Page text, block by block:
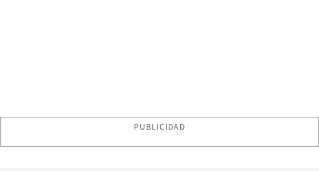
PUBLICIDAD